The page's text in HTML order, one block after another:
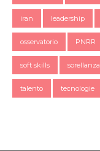
iran leadership
osservatorio PNRR
soft skills sorellanza
talento tecnologie